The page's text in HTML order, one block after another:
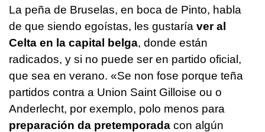
La peña de Bruselas, en boca de Pinto, habla
de que siendo egoístas, les gustaría ver al
Celta en la capital belga, donde están
radicados, y si no puede ser en partido oficial,
que sea en verano. «Se non fose porque teña
partidos contra a Union Saint Gilloise ou o
Anderlecht, por exemplo, polo menos para
preparación da pretemporada con algún